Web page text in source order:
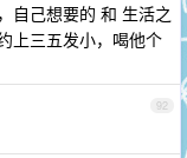
自己想要的 和 生活之
上三五发小，喝他个
92